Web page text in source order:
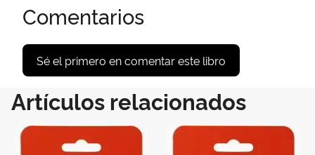
Comentarios
Sé el primero en comentar este libro
Artículos relacionados